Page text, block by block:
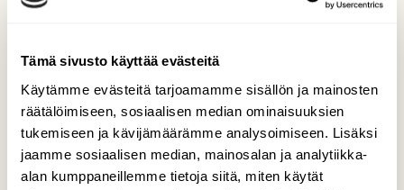
Tämä sivusto käyttää evästeitä
Käytämme evästeitä tarjoamamme sisällön ja mainosten
räätälöimiseen, sosiaalisen median ominaisuuksien
tukemiseen ja kävijämäärämme analysoimiseen. Lisäksi
jaamme sosiaalisen median, mainosalan ja analytiikka-
alan kumppaneillemme tietoja siitä, miten käytät
Varjoja jäkälärinteessä